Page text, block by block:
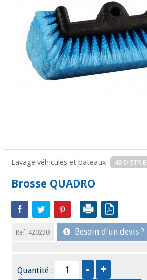
Lavage véhicules et bateaux 4B DISTRIB
Brosse QUADRO
Ref. 420230 Besoin d'un devis ?
Quantité :